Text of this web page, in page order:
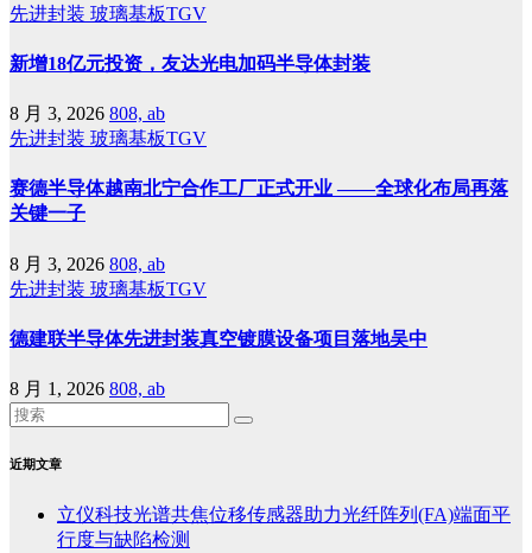
先进封装 玻璃基板TGV
新增18亿元投资，友达光电加码半导体封装
8 月 3, 2026 808, ab
先进封装 玻璃基板TGV
赛德半导体越南北宁合作工厂正式开业 ——全球化布局再落
关键一子
8 月 3, 2026 808, ab
先进封装 玻璃基板TGV
德建联半导体先进封装真空镀膜设备项目落地吴中
8 月 1, 2026 808, ab
近期文章
立仪科技光谱共焦位移传感器助力光纤阵列(FA)端面平
行度与缺陷检测